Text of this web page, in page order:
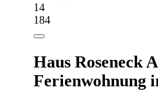
14
184
Haus Roseneck
Ferienwohnung